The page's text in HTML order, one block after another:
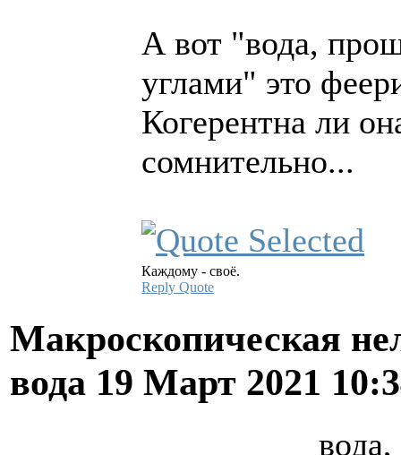
А вот "вода,
углами" это
Когерентна ли
сомнительно...
Каждому - своё.
Reply Quote
Макроскопическая
вода 19 Март 2021